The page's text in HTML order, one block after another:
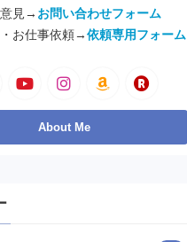
見→ お問い合わせフォーム
お仕事依頼→ 依頼専用フォーム